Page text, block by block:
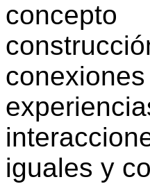
iguales y